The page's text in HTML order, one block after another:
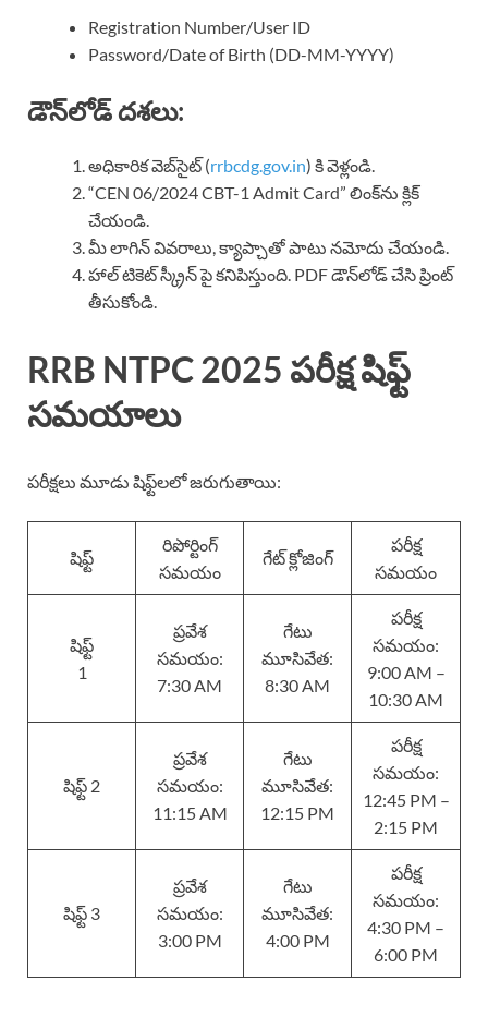
Registration Number/User ID
Password/Date of Birth (DD-MM-YYYY)
డౌన్‌లోడ్ దశలు:
అధికారిక వెబ్‌సైట్ (rrbcdg.gov.in) కి వెళ్లండి.
“CEN 06/2024 CBT-1 Admit Card” లింక్‌ను క్లిక్
చేయండి.
మీ లాగిన్ వివరాలు, క్యాప్చాతో పాటు నమోదు చేయండి.
హాల్ టికెట్ స్క్రీన్ పై కనిపిస్తుంది. PDF డౌన్‌లోడ్ చేసి ప్రింట్
తీసుకోండి.
RRB NTPC 2025 పరీక్ష షిఫ్ట్
సమయాలు
పరీక్షలు మూడు షిఫ్ట్‌లలో జరుగుతాయి:
షిఫ్ట్
రిపోర్టింగ్
సమయం
గేట్ క్లోజింగ్
పరీక్ష
సమయం
షిఫ్ట్
1
ప్రవేశ
సమయం:
7:30 AM
గేటు
మూసివేత:
8:30 AM
పరీక్ష
సమయం:
9:00 AM –
10:30 AM
షిఫ్ట్ 2
ప్రవేశ
సమయం:
11:15 AM
గేటు
మూసివేత:
12:15 PM
పరీక్ష
సమయం:
12:45 PM –
2:15 PM
షిఫ్ట్ 3
ప్రవేశ
సమయం:
3:00 PM
గేటు
మూసివేత:
4:00 PM
పరీక్ష
సమయం:
4:30 PM –
6:00 PM